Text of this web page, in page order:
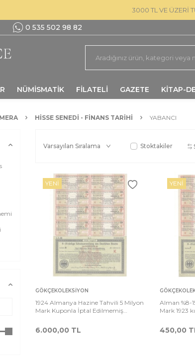
3000 TL VE ÜZERİ
0 535 502 98 82
NÜMİSMATİK FİLATELİ GAZETE KİTAP-
HISSE SENEDI - FINANS TARIHI YABANCI
Stoktakiler
YENI
Sepete
Ekle
GÖKÇEKOLEKSIYON
1924 Almanya Hazine Tahvili 5 Milyon
Mark Kuponla İptal Edilmemiş
6.000,00 TL
YENI
Alman %8-
Mark 1923
450,00